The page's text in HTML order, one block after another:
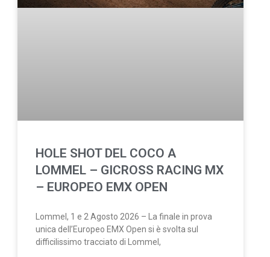
HOLE SHOT DEL COCO A
LOMMEL – GICROSS RACING MX
– EUROPEO EMX OPEN
Lommel, 1 e 2 Agosto 2026 – La finale in prova
unica dell’Europeo EMX Open si è svolta sul
difficilissimo tracciato di Lommel,